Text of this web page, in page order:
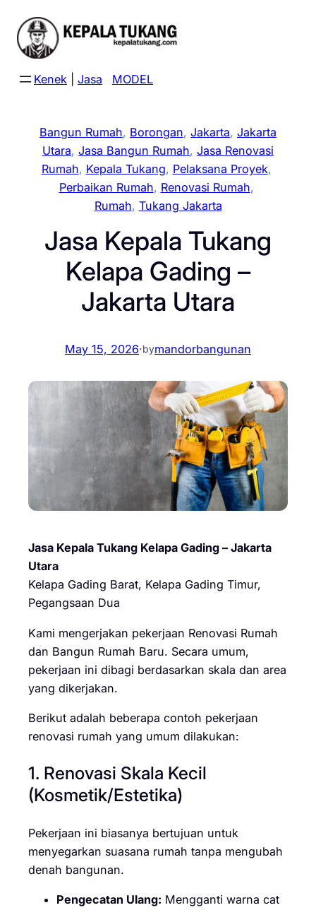
content
Kenek Jasa MODEL
Bangun Rumah, Borongan, Jakarta, Jakarta
Utara, Jasa Bangun Rumah, Jasa Renovasi
Rumah, Kepala Tukang, Pelaksana Proyek
Perbaikan Rumah, Renovasi Rumah
Rumah, Tukang Jakarta
Jasa Kepala Tukang
Kelapa Gading –
Jakarta Utara
May 15, 2026·bymandorbangunan
Jasa Kepala Tukang Kelapa Gading – Jakarta
Utara
Kelapa Gading Barat, Kelapa Gading Timur,
Pegangsaan Dua
Kami mengerjakan pekerjaan Renovasi Rumah
dan Bangun Rumah Baru. Secara umum,
pekerjaan ini dibagi berdasarkan skala dan area
yang dikerjakan.
Berikut adalah beberapa contoh pekerjaan
renovasi rumah yang umum dilakukan:
1. Renovasi Skala Kecil
(Kosmetik/Estetika)
Pekerjaan ini biasanya bertujuan untuk
menyegarkan suasana rumah tanpa mengubah
denah bangunan.
Pengecatan Ulang: Mengganti warna cat